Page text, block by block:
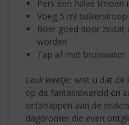
Pers een halve limoen
Voeg 5 ml
Roer goed door zodat
worden
Tap af met bruiswater
Leuk weetje: wist u dat de
op de fantasiewereld en
ontsnappen aan de
dagdromer die even